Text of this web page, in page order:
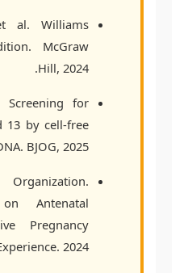
al. Williams
McGraw
Hill, 2024.
Screening for
13 by cell-free
BJOG, 2025.
on Antenatal
Pregnancy
2024.